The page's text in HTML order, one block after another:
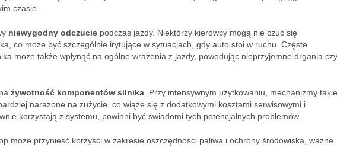
czasie.
niewygodny odczucie podczas jazdy. Niektórzy kierowcy mogą nie czuć się
co może być szczególnie irytujące w sytuacjach, gdy auto stoi w ruchu. Częste
może także wpłynąć na ogólne wrażenia z jazdy, powodując nieprzyjemne drgania czy
żywotność komponentów silnika . Przy intensywnym użytkowaniu, mechanizmy takie
narażone na zużycie, co wiąże się z dodatkowymi kosztami serwisowymi i
korzystają z systemu, powinni być świadomi tych potencjalnych problemów.
może przynieść korzyści w zakresie oszczędności paliwa i ochrony środowiska, ważne